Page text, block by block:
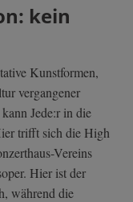
kein
Kunstformen,
vergangener
Jede:r in die
trifft sich die High
Vereins
Hier ist der
während die